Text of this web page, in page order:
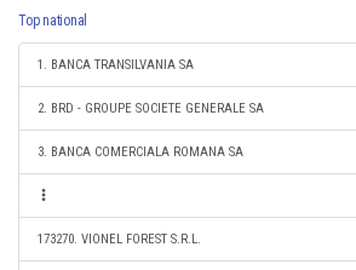
Top national
1. BANCA TRANSILVANIA SA
2. BRD - GROUPE SOCIETE GENERALE SA
3. BANCA COMERCIALA ROMANA SA
173270. VIONEL FOREST S.R.L.